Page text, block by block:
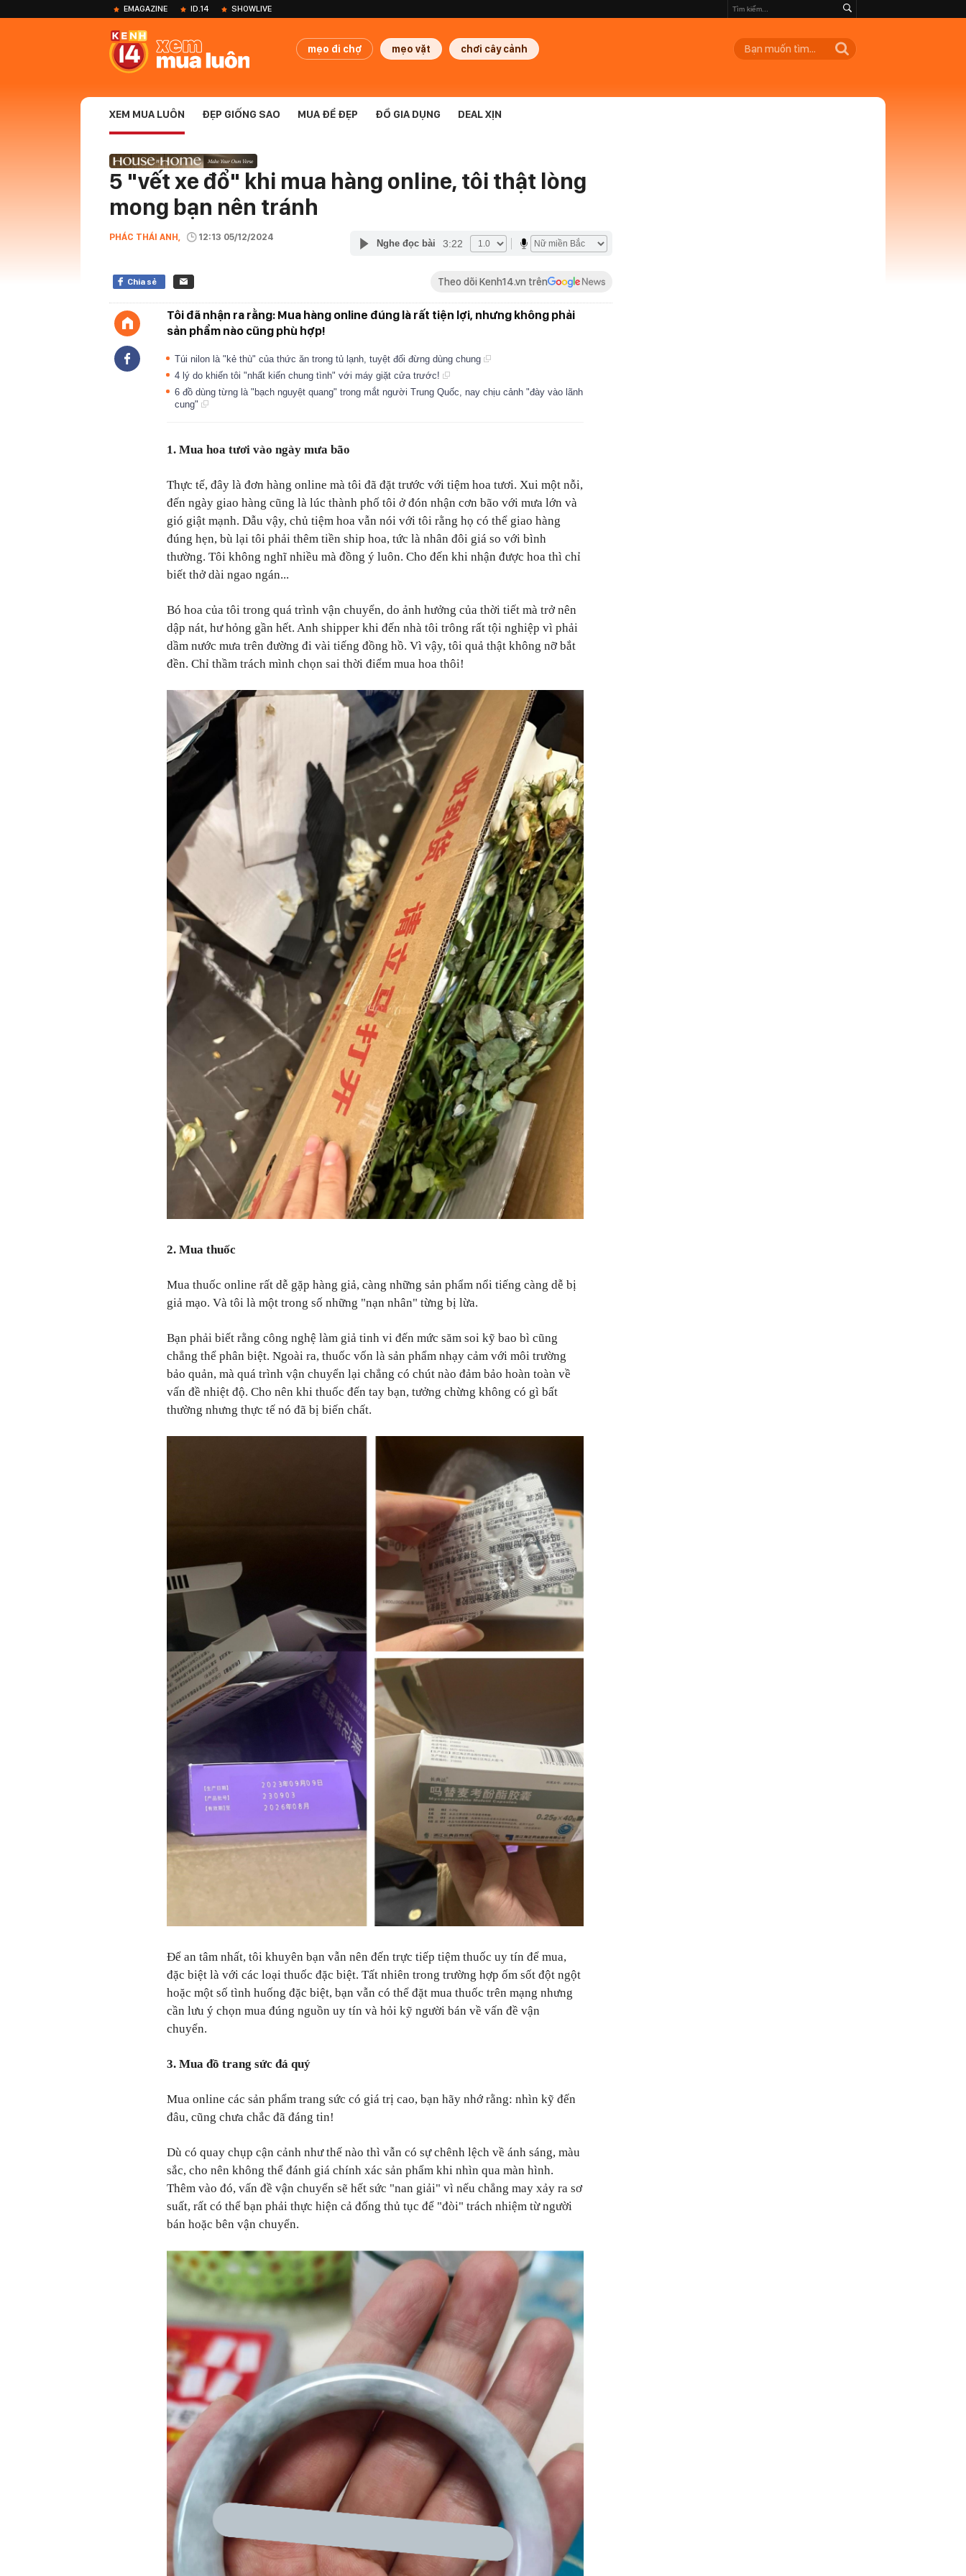
EMAGAZINE ID.14 SHOWLIVE
mẹo đi chợ mẹo vặt chơi cây cảnh
XEM MUA LUÔN ĐẸP GIỐNG SAO MUA ĐỂ ĐẸP ĐỒ GIA DỤNG DEAL XỊN
5 "vết xe đổ" khi mua hàng online, tôi thật lòng
mong bạn nên tránh
PHÁC THÁI ANH, 12:13 05/12/2024
Nghe đọc bài 3:22
Chia sẻ Theo dõi Kenh14.vn trên
Tôi đã nhận ra rằng: Mua hàng online đúng là rất tiện lợi, nhưng không phải
sản phẩm nào cũng phù hợp!
Túi nilon là "kẻ thù" của thức ăn trong tủ lạnh, tuyệt đối đừng dùng chung
4 lý do khiến tôi "nhất kiến chung tình" với máy giặt cửa trước!
6 đồ dùng từng là "bạch nguyệt quang" trong mắt người Trung Quốc, nay chịu cảnh "đày vào lãnh
cung"
1. Mua hoa tươi vào ngày mưa bão
Thực tế, đây là đơn hàng online mà tôi đã đặt trước với tiệm hoa tươi. Xui một nỗi,
đến ngày giao hàng cũng là lúc thành phố tôi ở đón nhận cơn bão với mưa lớn và
gió giật mạnh. Dẫu vậy, chủ tiệm hoa vẫn nói với tôi rằng họ có thể giao hàng
đúng hẹn, bù lại tôi phải thêm tiền ship hoa, tức là nhân đôi giá so với bình
thường. Tôi không nghĩ nhiều mà đồng ý luôn. Cho đến khi nhận được hoa thì chỉ
biết thở dài ngao ngán...
Bó hoa của tôi trong quá trình vận chuyển, do ảnh hưởng của thời tiết mà trở nên
dập nát, hư hỏng gần hết. Anh shipper khi đến nhà tôi trông rất tội nghiệp vì phải
dầm nước mưa trên đường đi vài tiếng đồng hồ. Vì vậy, tôi quả thật không nỡ bắt
đền. Chỉ thầm trách mình chọn sai thời điểm mua hoa thôi!
2. Mua thuốc
Mua thuốc online rất dễ gặp hàng giả, càng những sản phẩm nổi tiếng càng dễ bị
giả mạo. Và tôi là một trong số những "nạn nhân" từng bị lừa.
Bạn phải biết rằng công nghệ làm giả tinh vi đến mức săm soi kỹ bao bì cũng
chẳng thể phân biệt. Ngoài ra, thuốc vốn là sản phẩm nhạy cảm với môi trường
bảo quản, mà quá trình vận chuyển lại chẳng có chút nào đảm bảo hoàn toàn về
vấn đề nhiệt độ. Cho nên khi thuốc đến tay bạn, tưởng chừng không có gì bất
thường nhưng thực tế nó đã bị biến chất.
Để an tâm nhất, tôi khuyên bạn vẫn nên đến trực tiếp tiệm thuốc uy tín để mua,
đặc biệt là với các loại thuốc đặc biệt. Tất nhiên trong trường hợp ốm sốt đột ngột
hoặc một số tình huống đặc biệt, bạn vẫn có thể đặt mua thuốc trên mạng nhưng
cần lưu ý chọn mua đúng nguồn uy tín và hỏi kỹ người bán về vấn đề vận
chuyển.
3. Mua đồ trang sức đá quý
Mua online các sản phẩm trang sức có giá trị cao, bạn hãy nhớ rằng: nhìn kỹ đến
đâu, cũng chưa chắc đã đáng tin!
Dù có quay chụp cận cảnh như thế nào thì vẫn có sự chênh lệch về ánh sáng, màu
sắc, cho nên không thể đánh giá chính xác sản phẩm khi nhìn qua màn hình.
Thêm vào đó, vấn đề vận chuyển sẽ hết sức "nan giải" vì nếu chẳng may xảy ra sơ
suất, rất có thể bạn phải thực hiện cả đống thủ tục để "đòi" trách nhiệm từ người
bán hoặc bên vận chuyển.